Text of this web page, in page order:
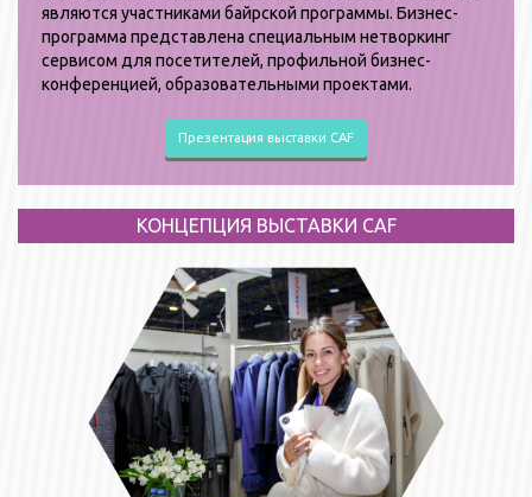
являются участниками байрской программы. Бизнес-
программа представлена специальным нетворкинг
сервисом для посетителей, профильной бизнес-
конференцией, образовательными проектами.
Презентация выставки CAF
КОНЦЕПЦИЯ ВЫСТАВКИ CAF